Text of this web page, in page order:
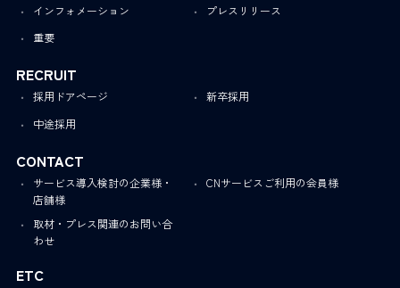
インフォメーション
プレスリリース
重要
RECRUIT
採用ドアページ
新卒採用
中途採用
CONTACT
サービス導入検討の企業様・
店舗様
CNサービスご利用の会員様
取材・プレス関連のお問い合
わせ
ETC